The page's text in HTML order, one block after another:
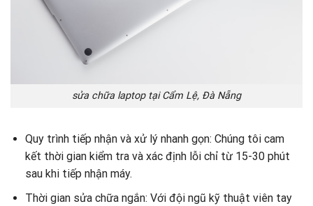
sửa chữa laptop tại Cẩm Lệ, Đà Nẵng
Quy trình tiếp nhận và xử lý nhanh gọn: Chúng tôi cam
kết thời gian kiểm tra và xác định lỗi chỉ từ 15-30 phút
sau khi tiếp nhận máy.
Thời gian sửa chữa ngắn: Với đội ngũ kỹ thuật viên tay